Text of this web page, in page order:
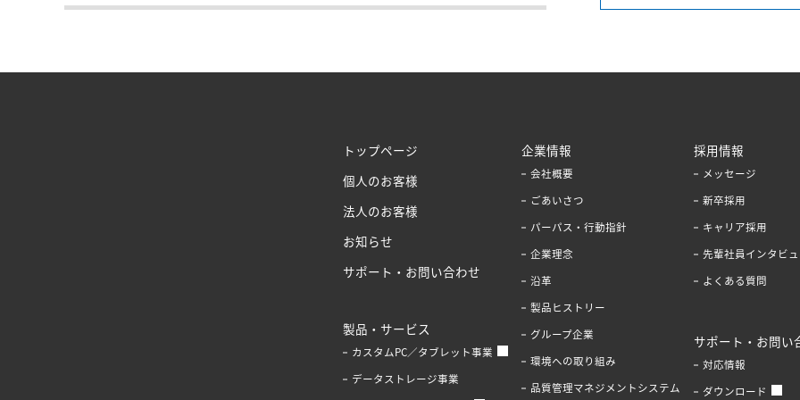
トップページ
個人のお客様
法人のお客様
お知らせ
サポート・お問い合わせ
製品・サービス
カスタムPC／タブレット事業
データストレージ事業
企業情報
会社概要
ごあいさつ
パーパス・行動指針
企業理念
沿革
製品ヒストリー
グループ企業
環境への取り組み
品質管理マネジメントシステム
採用情報
メッセージ
新卒採用
キャリア採用
先輩社員インタビ
よくある質問
サポート・お問い
対応情報
ダウンロード